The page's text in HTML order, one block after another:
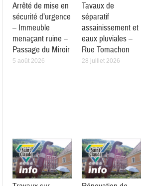
Arrêté de mise en
sécurité d’urgence
– Immeuble
menaçant ruine –
Passage du Miroir
5 août 2026
Tavaux de
séparatif
assainissement et
eaux pluviales –
Rue Tomachon
28 juillet 2026